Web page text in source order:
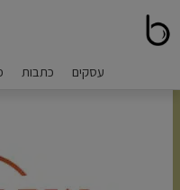
עסקים כתבות